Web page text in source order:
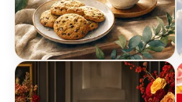
Открытка Я Люблю